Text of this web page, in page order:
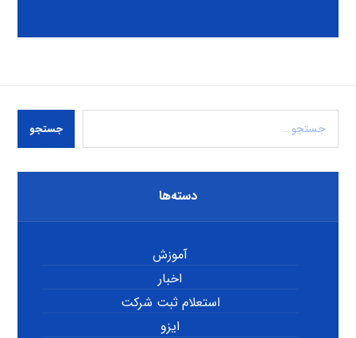
جستجو
دسته‌ها
آموزش
اخبار
استعلام ثبت شرکت
ایزو